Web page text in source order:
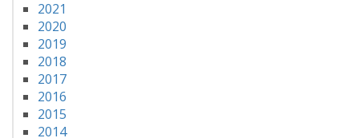
2021
2020
2019
2018
2017
2016
2015
2014